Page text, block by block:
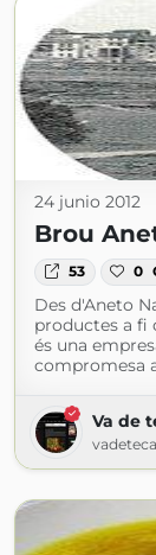
24 junio 2012
Brou
53 0
Des d'Aneto
productes a fi
és una
compromesa
Va de